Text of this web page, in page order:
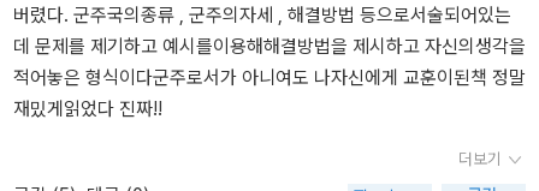
외세의 영향으로부터 굳건히 지킬 수 있는 그런 힘을 원했는지도 모
르겠다. 책에 빠져들수록 마키아벨리는 어떤 마음으로 책을 썼을까
머릿속에서 그런 의문을 떨쳐낼 수가 없다. 과연 어떤 마음이었을까?
그가 쓴 군주론의 내용을 살펴보면 군주란 어떤 모습이어야 한다고
며 그들의 장단점을 파악해 참된 군주의 모습을 이야기한다. 이런 서
버렸다. 군주국의종류 , 군주의자세 , 해결방법 등으로서술되어있는
데 문제를 제기하고 예시를이용해해결방법을 제시하고 자신의생각을
적어놓은 형식이다군주로서가 아니여도 나자신에게 교훈이된책 정말
재밌게읽었다 진짜!!
더보기